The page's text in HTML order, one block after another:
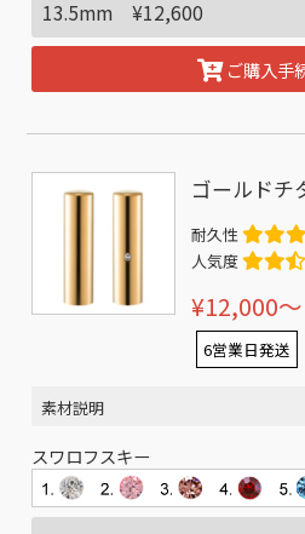
ご購入手
ゴールドチ
耐久性
人気度
¥12,000〜
6営業日発送
素材説明
スワロフスキー